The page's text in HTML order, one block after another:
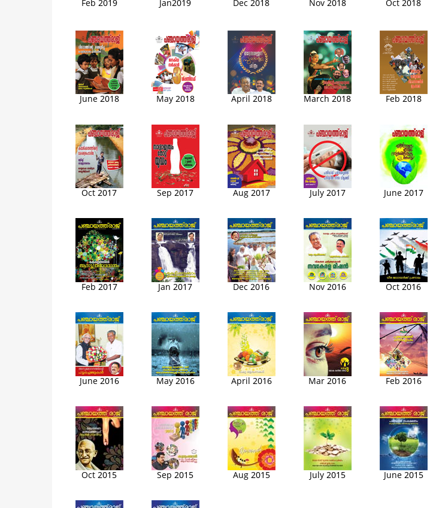
Feb 2019 Jan2019 Dec 2018 Nov 2018 Oct 2018
June 2018 May 2018 April 2018 March 2018 Feb 2018
Oct 2017 Sep 2017 Aug 2017 July 2017 June 2017
Feb 2017 Jan 2017 Dec 2016 Nov 2016 Oct 2016
June 2016 May 2016 April 2016 Mar 2016 Feb 2016
Oct 2015 Sep 2015 Aug 2015 July 2015 June 2015